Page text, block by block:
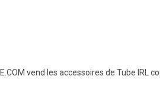
vend les accessoires de Tube IRL